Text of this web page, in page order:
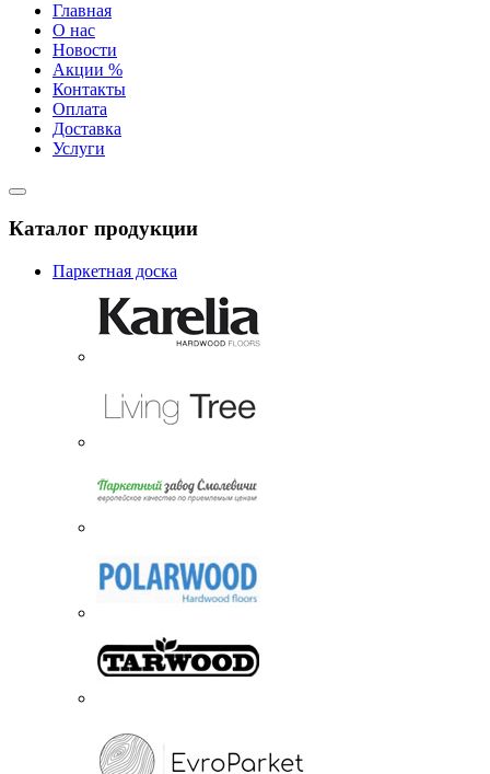
Главная
О нас
Новости
Акции %
Контакты
Оплата
Доставка
Услуги
Каталог продукции
Паркетная доска